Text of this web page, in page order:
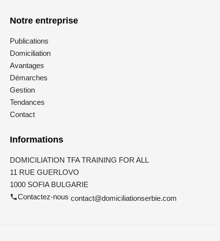
Notre entreprise
Publications
Domiciliation
Avantages
Démarches
Gestion
Tendances
Contact
Informations
DOMICILIATION TFA TRAINING FOR ALL
11 RUE GUERLOVO
1000 SOFIA BULGARIE
Contactez-nous contact@domiciliationserbie.com